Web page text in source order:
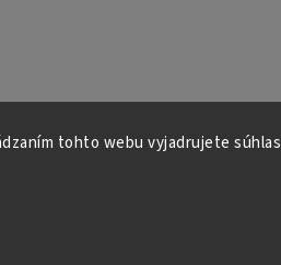
tohto webu vyjadrujete súhlas